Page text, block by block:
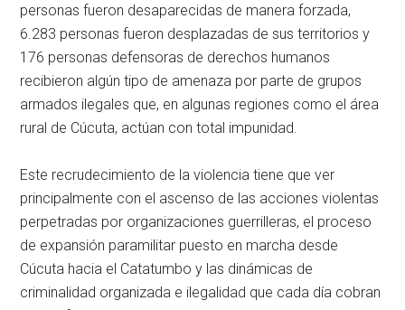
personas fueron desaparecidas de manera forzada,
6.283 personas fueron desplazadas de sus territorios y
176 personas defensoras de derechos humanos
recibieron algún tipo de amenaza por parte de grupos
armados ilegales que, en algunas regiones como el área
rural de Cúcuta, actúan con total impunidad.
Este recrudecimiento de la violencia tiene que ver
principalmente con el ascenso de las acciones violentas
perpetradas por organizaciones guerrilleras, el proceso
de expansión paramilitar puesto en marcha desde
Cúcuta hacia el Catatumbo y las dinámicas de
criminalidad organizada e ilegalidad que cada día cobran